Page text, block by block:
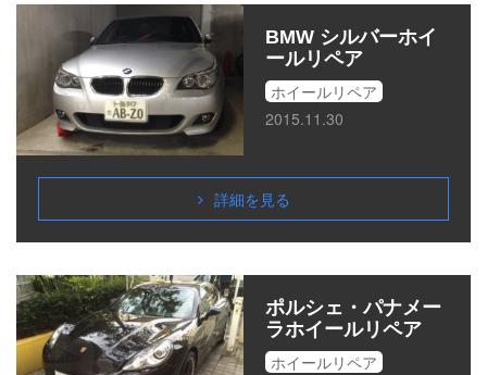
BMW シルバーホイ
ールリペア
ホイールリペア
2015.11.30
詳細を見る
ポルシェ・パナメー
ラホイールリペア
ホイールリペア